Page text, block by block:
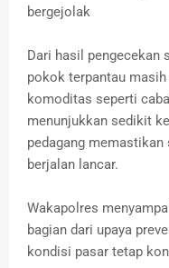
bergejolak
Dari hasil pengecekan
pokok terpantau
komoditas seperti
menunjukkan sedikit
pedagang
berjalan lancar.
Wakapolres
bagian dari upaya
kondisi pasar tetap